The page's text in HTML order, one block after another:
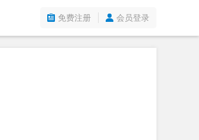
免费注册 会员登录